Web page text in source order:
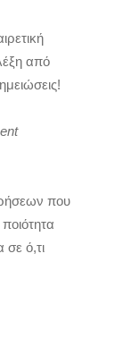
από
που
σε ό,τι